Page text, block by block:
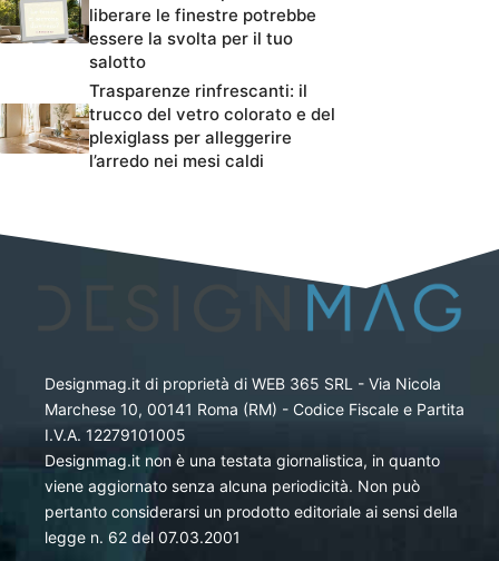
liberare le finestre potrebbe
essere la svolta per il tuo
salotto
Trasparenze rinfrescanti: il
trucco del vetro colorato e del
plexiglass per alleggerire
l’arredo nei mesi caldi
Designmag.it di proprietà di WEB 365 SRL - Via Nicola
Marchese 10, 00141 Roma (RM) - Codice Fiscale e Partita
I.V.A. 12279101005
Designmag.it non è una testata giornalistica, in quanto
viene aggiornato senza alcuna periodicità. Non può
pertanto considerarsi un prodotto editoriale ai sensi della
legge n. 62 del 07.03.2001